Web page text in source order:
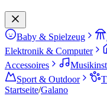
Baby & Spielzeug
Elektronik & Computer
Accessoires
Sport & Outdoor
Startseite/Galano